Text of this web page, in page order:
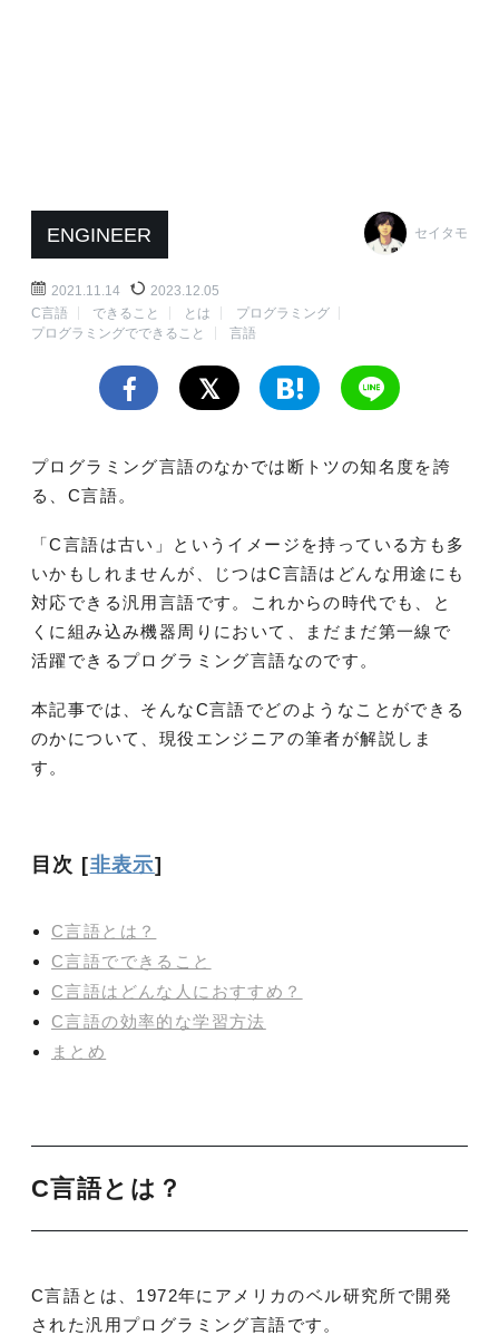
ENGINEER セイタモ
2021.11.14
2023.12.05
C言語
できること とは
プログラミング
プログラミングでできること
言語
プログラミング言語のなかでは断トツの知名度を誇
る、C言語。
「C言語は古い」というイメージを持っている方も多
いかもしれませんが、じつはC言語はどんな用途にも
対応できる汎用言語です。これからの時代でも、と
くに組み込み機器周りにおいて、まだまだ第一線で
活躍できるプログラミング言語なのです。
本記事では、そんなC言語でどのようなことができる
のかについて、現役エンジニアの筆者が解説しま
す。
目次 [非表示]
C言語とは？
C言語でできること
C言語はどんな人におすすめ？
C言語の効率的な学習方法
まとめ
C言語とは？
C言語とは、1972年にアメリカのベル研究所で開発
された汎用プログラミング言語です。